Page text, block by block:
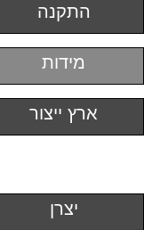
התקנה
מידות
ארץ ייצור
יצרן